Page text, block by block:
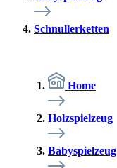
Schnullerketten
Home
Holzspielzeug
Babyspielzeug